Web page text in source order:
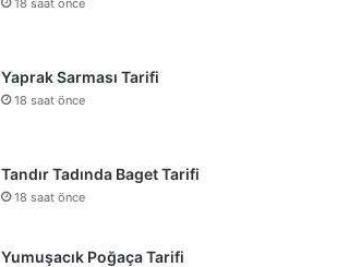
18 saat önce
Yaprak Sarması Tarifi
18 saat önce
Tandır Tadında Baget Tarifi
18 saat önce
Yumuşacık Poğaça Tarifi